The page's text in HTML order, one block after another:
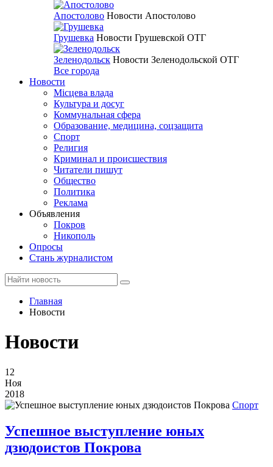
Апостолово Новости Апостолово
Грушевка Новости Грушевской ОТГ
Зеленодольск Новости Зеленодольской ОТГ
Все города
Новости
Місцева влада
Культура и досуг
Коммунальная сфера
Образование, медицина, соцзащита
Спорт
Религия
Криминал и происшествия
Читатели пишут
Общество
Политика
Реклама
Объявления
Покров
Никополь
Опросы
Стань журналистом
Главная
Новости
Новости
12
Ноя
2018
Спорт
Успешное выступление юных
дзюдоистов Покрова